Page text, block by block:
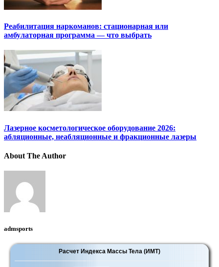
Реабилитация наркоманов: стационарная или
амбулаторная программа — что выбрать
Лазерное косметологическое оборудование 2026:
абляционные, неабляционные и фракционные лазеры
About The Author
admsports
Расчет Индекса Массы Тела (ИМТ)